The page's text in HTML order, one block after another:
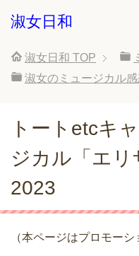
淑女日和
淑女日和 TOP
淑女のミュージカル感
トートetcキ
ジカル「エ
2023
（本ページはプロモー